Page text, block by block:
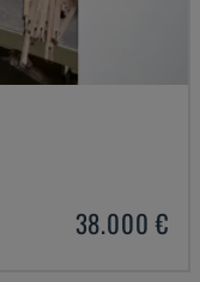
38.000 €